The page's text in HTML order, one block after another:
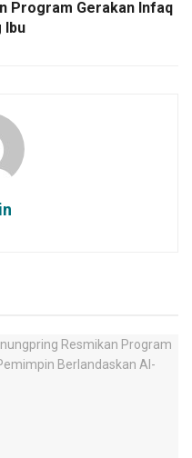
Program Gerakan Infaq
Ibu